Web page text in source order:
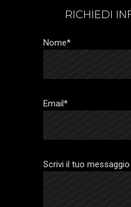
RICHIEDI
Nome*
Email*
Scrivi il tuo messaggio